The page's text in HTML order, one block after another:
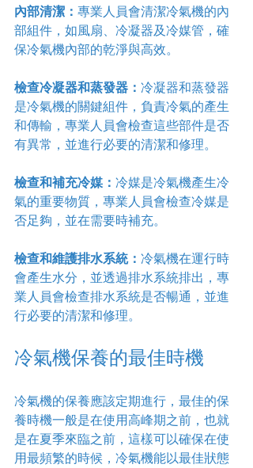
內部清潔： 專業人員會清潔冷氣機的內
部組件，如風扇、冷凝器及冷媒管，確
保冷氣機內部的乾淨與高效。
檢查冷凝器和蒸發器： 冷凝器和蒸發器
是冷氣機的關鍵組件，負責冷氣的產生
和傳輸，專業人員會檢查這些部件是否
有異常，並進行必要的清潔和修理。
檢查和補充冷媒： 冷媒是冷氣機產生冷
氣的重要物質，專業人員會檢查冷媒是
否足夠，並在需要時補充。
檢查和維護排水系統： 冷氣機在運行時
會產生水分，並透過排水系統排出，專
業人員會檢查排水系統是否暢通，並進
行必要的清潔和修理。
冷氣機保養的最佳時機
冷氣機的保養應該定期進行，最佳的保
養時機一般是在使用高峰期之前，也就
是在夏季來臨之前，這樣可以確保在使
用最頻繁的時候，冷氣機能以最佳狀態